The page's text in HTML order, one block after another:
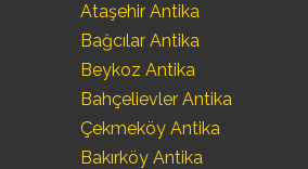
Ataşehir Antika
Bağcılar Antika
Beykoz Antika
Bahçelievler Antika
Çekmeköy Antika
Bakırköy Antika